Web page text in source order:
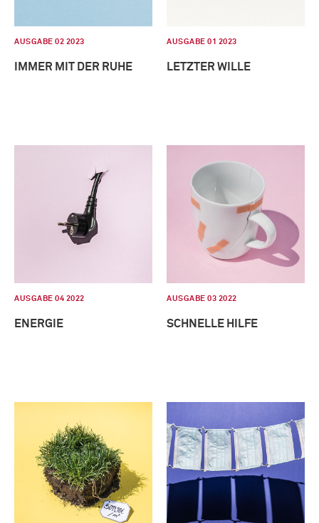
AUSGABE 02 2023
IMMER MIT DER RUHE
AUSGABE 01 2023
LETZTER WILLE
AUSGABE 04 2022
ENERGIE
AUSGABE 03 2022
SCHNELLE HILFE